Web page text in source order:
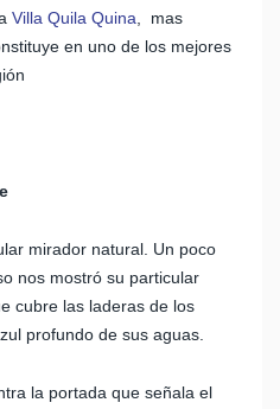
Villa Quila Quina , mas
en uno de los mejores
mirador natural. Un poco
nos mostró su particular
cubre las laderas de los
profundo de sus aguas.
la portada que señala el